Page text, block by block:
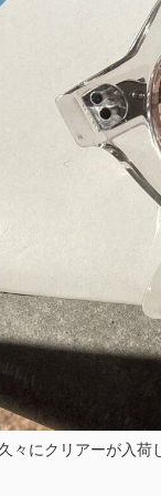
久々にクリアーが入荷